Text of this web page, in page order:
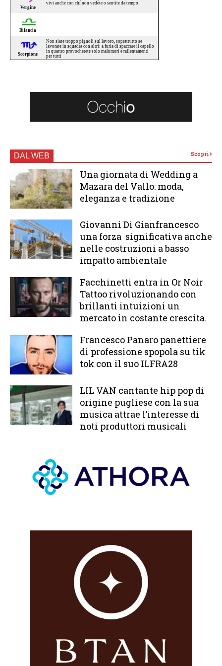
DAL WEB Scopri
Una giornata di Wedding a
Mazara del Vallo: moda,
eleganza e tradizione
Giovanni Di Gianfrancesco
una forza significativa anche
nelle costruzioni a basso
impatto ambientale
Facchinetti entra in Or Noir
Tattoo rivoluzionando con
brillanti intuizioni un
mercato in costante crescita.
Francesco Panaro panettiere
di professione spopola su tik
tok con il suo ILFRA28
LIL VAN cantante hip pop di
origine pugliese con la sua
musica attrae l’interesse di
noti produttori musicali